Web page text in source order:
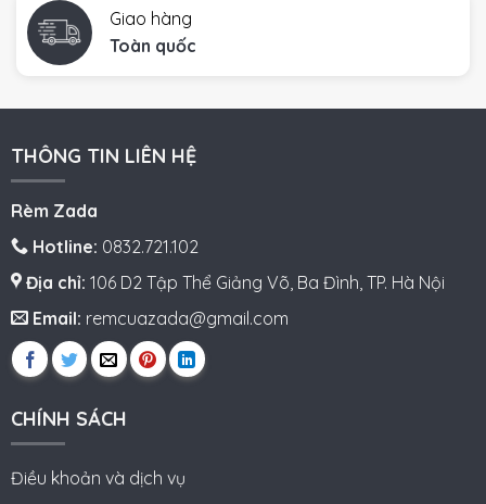
Giao hàng
Toàn quốc
THÔNG TIN LIÊN HỆ
Rèm Zada
Hotline: 0832.721.102
Địa chỉ: 106 D2 Tập Thể Giảng Võ, Ba Đình, TP. Hà Nội
Email: remcuazada@gmail.com
CHÍNH SÁCH
Điều khoản và dịch vụ